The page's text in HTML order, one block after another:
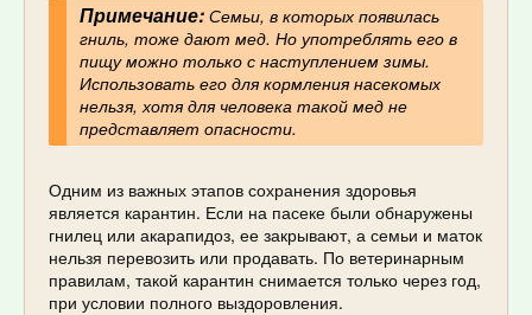
Примечание:Семьи, в которых появилась
гниль, тоже дают мед. Но употреблять его в
пищу можно только с наступлением зимы.
Использовать его для кормления насекомых
нельзя, хотя для человека такой мед не
представляет опасности.
Одним из важных этапов сохранения здоровья
является карантин. Если на пасеке были обнаружены
гнилец или акарапидоз, ее закрывают, а семьи и маток
нельзя перевозить или продавать. По ветеринарным
правилам, такой карантин снимается только через год,
при условии полного выздоровления.